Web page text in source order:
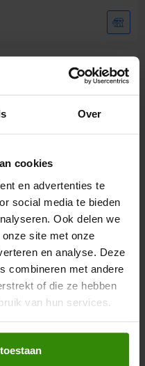
Over
cookies
en advertenties te
social media te bieden
Ook delen we
site met onze
en analyse. Deze
combineren met andere
of die ze hebben
van hun services.
zonder vriesvak
178 cm
D